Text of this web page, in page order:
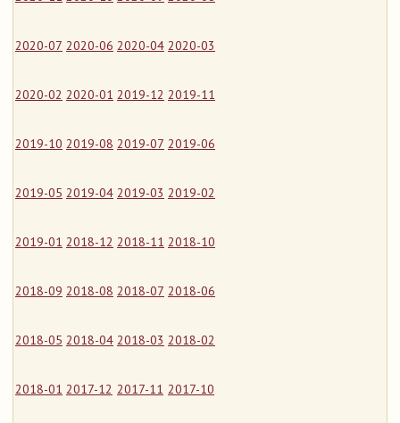
2020-07 2020-06 2020-04 2020-03
2020-02 2020-01 2019-12 2019-11
2019-10 2019-08 2019-07 2019-06
2019-05 2019-04 2019-03 2019-02
2019-01 2018-12 2018-11 2018-10
2018-09 2018-08 2018-07 2018-06
2018-05 2018-04 2018-03 2018-02
2018-01 2017-12 2017-11 2017-10